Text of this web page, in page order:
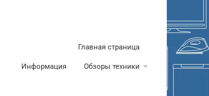
Главная страница
Информация Обзоры техники